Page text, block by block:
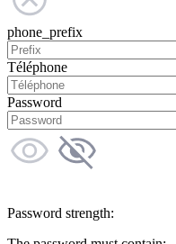
phone_prefix
Téléphone
Password
Password strength: